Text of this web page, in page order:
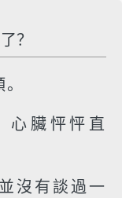
？
心臟怦怦直
沒有談過一